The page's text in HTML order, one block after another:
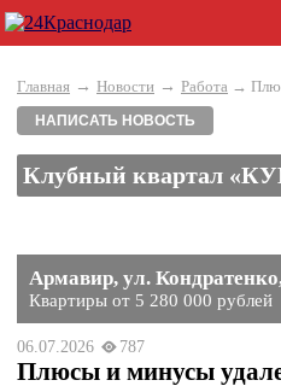
Главная → Новости → Работа →
НАПИСАТЬ НОВОСТЬ
Клубный квартал
Армавир, ул.
Квартиры от 5 280 000 рублей
06.07.2026 787
Плюсы и минусы